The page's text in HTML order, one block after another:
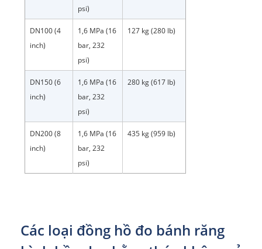
psi)
DN100 (4
inch)
1,6 MPa (16
bar, 232
psi)
127 kg (280 lb)
DN150 (6
inch)
1,6 MPa (16
bar, 232
psi)
280 kg (617 lb)
DN200 (8
inch)
1,6 MPa (16
bar, 232
psi)
435 kg (959 lb)
Các loại đồng hồ đo bánh răng